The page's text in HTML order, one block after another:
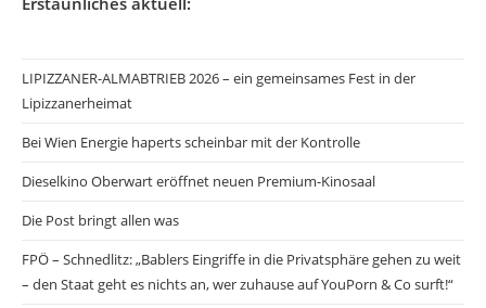
LIPIZZANER-ALMABTRIEB 2026 – ein gemeinsames Fest in der
Lipizzanerheimat
Bei Wien Energie haperts scheinbar mit der Kontrolle
Dieselkino Oberwart eröffnet neuen Premium-Kinosaal
Die Post bringt allen was
FPÖ – Schnedlitz: „Bablers Eingriffe in die Privatsphäre gehen zu weit
– den Staat geht es nichts an, wer zuhause auf YouPorn & Co surft!“